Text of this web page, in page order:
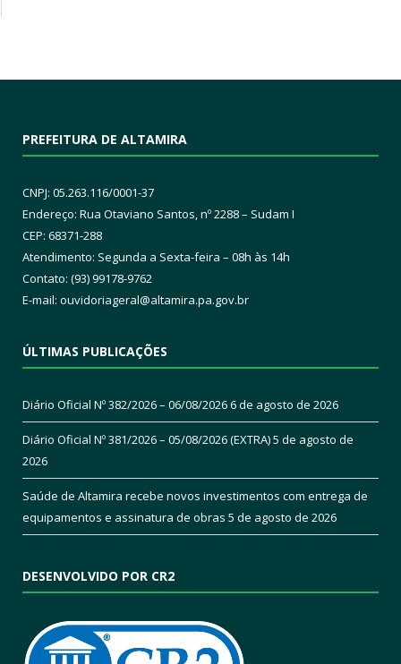
PREFEITURA DE ALTAMIRA
CNPJ: 05.263.116/0001-37
Endereço: Rua Otaviano Santos, nº 2288 – Sudam I
CEP: 68371-288
Atendimento: Segunda a Sexta-feira – 08h às 14h
Contato: (93) 99178-9762
E-mail: ouvidoriageral@altamira.pa.gov.br
ÚLTIMAS PUBLICAÇÕES
Diário Oficial Nº 382/2026 – 06/08/20266 de agosto de 2026
Diário Oficial Nº 381/2026 – 05/08/2026 (EXTRA)5 de agosto de
2026
Saúde de Altamira recebe novos investimentos com entrega de
equipamentos e assinatura de obras 5 de agosto de 2026
DESENVOLVIDO POR CR2